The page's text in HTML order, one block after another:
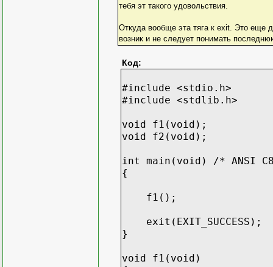
тебя эт такого удовольствия.
Откуда вообще эта тяга к exit. Это еще
возник и не следует понимать
Код:
#include <stdio.h>
#include <stdlib.h>
void f1(void);
void f2(void);
int main(void) /* ANSI
{
f1();
exit(EXIT_SUCCESS);
}
void f1(void)